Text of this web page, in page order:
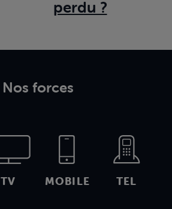
perdu ?
Nos forces
TV MOBILE TEL